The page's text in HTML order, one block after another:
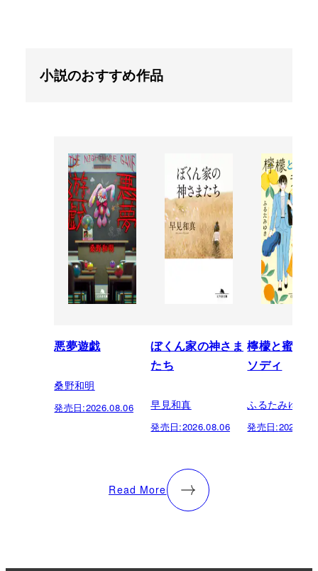
小説のおすすめ作品
悪夢遊戯
桑野和明
発売日:2026.08.06
ぼくん家の神さま
たち
早見和真
発売日:2026.08.06
檸檬と蜜柑
ソディ
ふるたみゆき
発売日:
Read More